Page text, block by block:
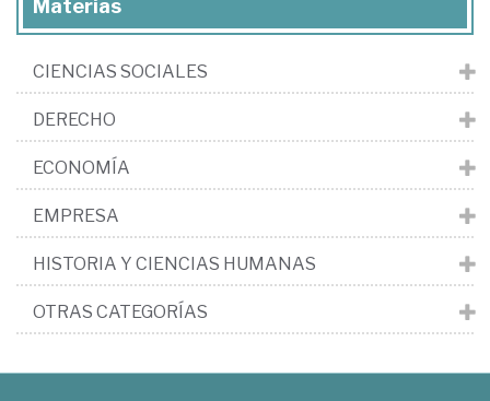
Materias
CIENCIAS SOCIALES
DERECHO
ECONOMÍA
EMPRESA
HISTORIA Y CIENCIAS HUMANAS
OTRAS CATEGORÍAS